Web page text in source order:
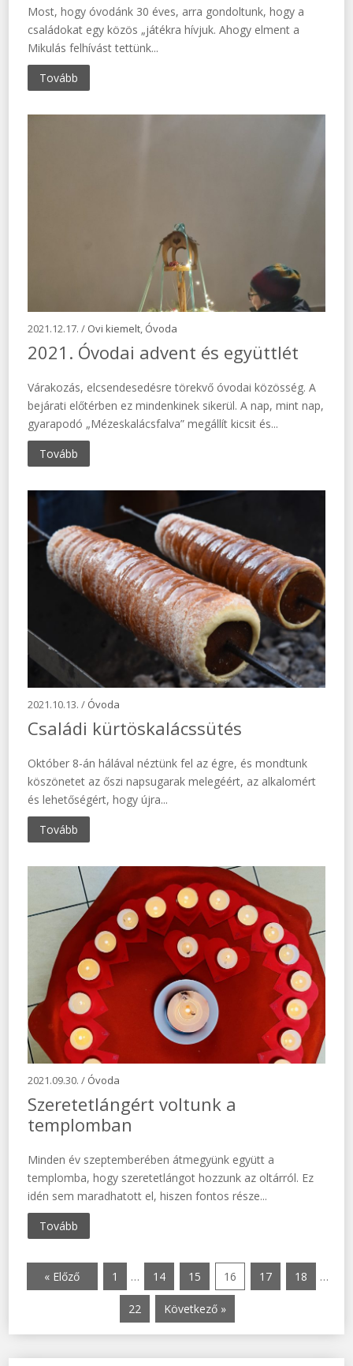
Most, hogy óvodánk 30 éves, arra gondoltunk, hogy a
családokat egy közös „játékra hívjuk. Ahogy elment a
Mikulás felhívást tettünk...
Tovább
2021.12.17. / Ovi kiemelt, Óvoda
2021. Óvodai advent és együttlét
Várakozás, elcsendesedésre törekvő óvodai közösség. A
bejárati előtérben ez mindenkinek sikerül. A nap, mint nap,
gyarapodó „Mézeskalácsfalva” megállít kicsit és...
Tovább
2021.10.13. / Óvoda
Családi kürtöskalácssütés
Október 8-án hálával néztünk fel az égre, és mondtunk
köszönetet az őszi napsugarak melegéért, az alkalomért
és lehetőségért, hogy újra...
Tovább
2021.09.30. / Óvoda
Szeretetlángért voltunk a
templomban
Minden év szeptemberében átmegyünk együtt a
templomba, hogy szeretetlángot hozzunk az oltárról. Ez
idén sem maradhatott el, hiszen fontos része...
Tovább
« Előző 1 … 14 15 16 17 18 …
22 Következő »